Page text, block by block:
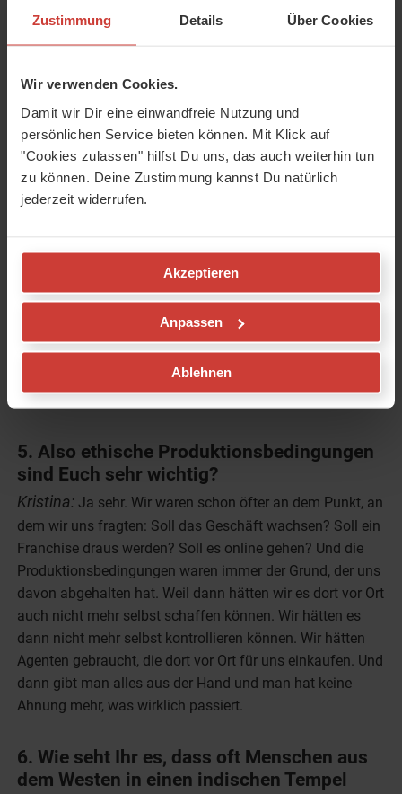
Zustimmung Details Über Cookies
Wir verwenden Cookies.
Damit wir Dir eine einwandfreie Nutzung und
persönlichen Service bieten können. Mit Klick auf
"Cookies zulassen" hilfst Du uns, das auch weiterhin tun
zu können. Deine Zustimmung kannst Du natürlich
jederzeit widerrufen.
Akzeptieren
Anpassen
Ablehnen
Möbel aus Indien - immer echt und alt?
5. Also ethische Produktionsbedingungen
sind Euch sehr wichtig?
Kristina: Ja sehr. Wir waren schon öfter an dem Punkt, an
dem wir uns fragten: Soll das Geschäft wachsen? Soll ein
Franchise draus werden? Soll es online gehen? Und die
Produktionsbedingungen waren immer der Grund, der uns
davon abgehalten hat. Weil dann hätten wir es dort vor Ort
auch nicht mehr selbst schaffen können. Wir hätten es
dann nicht mehr selbst kontrollieren können. Wir hätten
Agenten gebraucht, die dort vor Ort für uns einkaufen. Und
dann gibt man alles aus der Hand und man hat keine
Ahnung mehr, was wirklich passiert.
6. Wie seht Ihr es, dass oft Menschen aus
dem Westen in einen indischen Tempel